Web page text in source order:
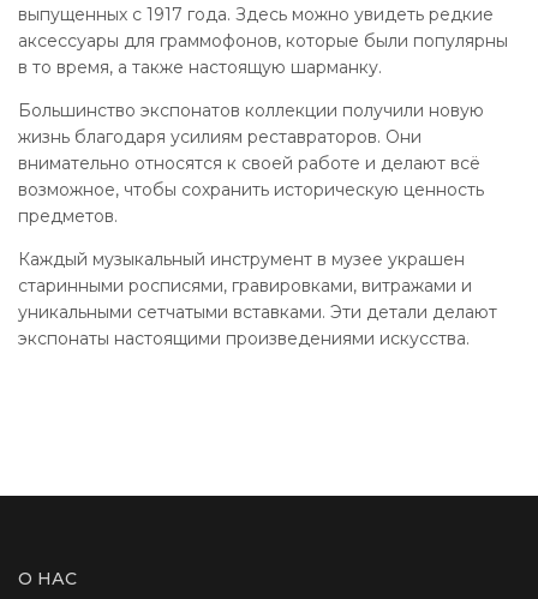
выпущенных с 1917 года. Здесь можно увидеть редкие
аксессуары для граммофонов, которые были популярны
в то время, а также настоящую шарманку.
Большинство экспонатов коллекции получили новую
жизнь благодаря усилиям реставраторов. Они
внимательно относятся к своей работе и делают всё
возможное, чтобы сохранить историческую ценность
предметов.
Каждый музыкальный инструмент в музее украшен
старинными росписями, гравировками, витражами и
уникальными сетчатыми вставками. Эти детали делают
экспонаты настоящими произведениями искусства.
О НАС